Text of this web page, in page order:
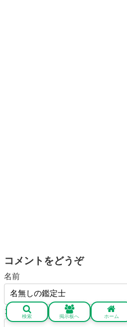
コメントをどうぞ
名前
コメント
検索 掲示板へ ホーム